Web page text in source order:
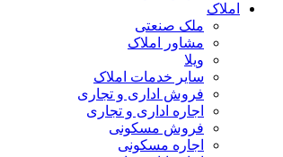
املاک
ملک صنعتی
مشاور املاک
ویلا
سایر خدمات املاک
فروش اداری و تجاری
اجاره اداری و تجاری
فروش مسکونی
اجاره مسکونی